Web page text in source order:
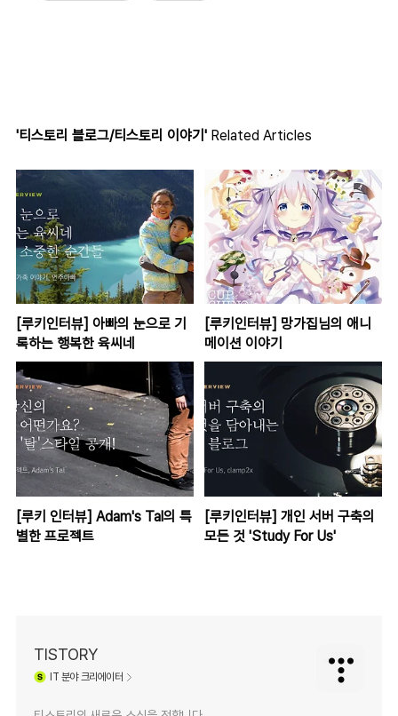
'티스토리 블로그/티스토리 이야기' Related Articles
[루키인터뷰] 아빠의 눈으로 기
록하는 행복한 육씨네
[루키인터뷰] 망가집님의 애니
메이션 이야기
[루키 인터뷰] Adam's Tal의 특
별한 프로젝트
[루키인터뷰] 개인 서버 구축의
모든 것 'Study For Us'
TISTORY
IT 분야 크리에이터